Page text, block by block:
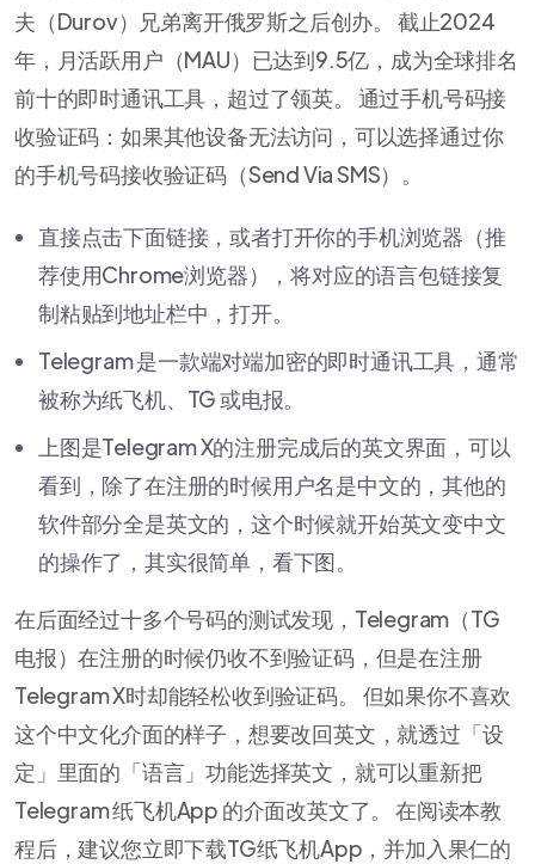
夫（Durov）兄弟离开俄罗斯之后创办。 截止2024
年，月活跃用户（MAU）已达到9.5亿，成为全球排名
前十的即时通讯工具，超过了领英。 通过手机号码接
收验证码：如果其他设备无法访问，可以选择通过你
的手机号码接收验证码（Send Via SMS）。
直接点击下面链接，或者打开你的手机浏览器（推
荐使用Chrome浏览器），将对应的语言包链接复
制粘贴到地址栏中，打开。
Telegram 是一款端对端加密的即时通讯工具，通常
被称为纸飞机、TG 或电报。
上图是Telegram X的注册完成后的英文界面，可以
看到，除了在注册的时候用户名是中文的，其他的
软件部分全是英文的，这个时候就开始英文变中文
的操作了，其实很简单，看下图。
在后面经过十多个号码的测试发现，Telegram（TG
电报）在注册的时候仍收不到验证码，但是在注册
Telegram X时却能轻松收到验证码。 但如果你不喜欢
这个中文化介面的样子，想要改回英文，就透过「设
定」里面的「语言」功能选择英文，就可以重新把
Telegram 纸飞机App 的介面改英文了。 在阅读本教
程后，建议您立即下载TG纸飞机App，并加入果仁的